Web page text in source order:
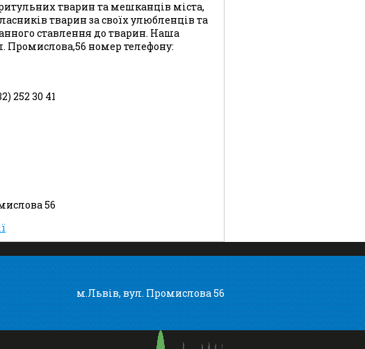
тварин та мешканців міста,
тварин за своїх улюбленців та
ставлення до тварин. Наша
Промислова,56 номер телефону:
252 30 41
56
м.Львів, вул. Промислова 56